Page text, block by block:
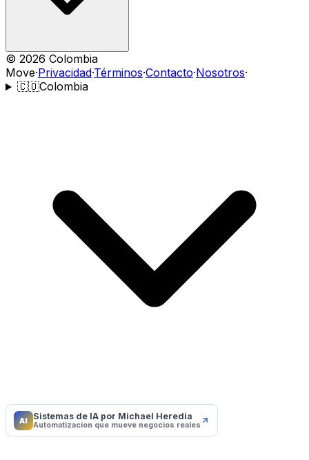
© 2026 Colombia
Move·Privacidad·Términos·Contacto·Nosotros·
🇨🇴Colombia
AI Sistemas de IA por Michael Heredia
Automatizacion que mueve negocios reales